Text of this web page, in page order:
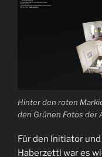
Hinter den roten
den Grünen Fotos der
Für den Initiator
Haberzettl war es